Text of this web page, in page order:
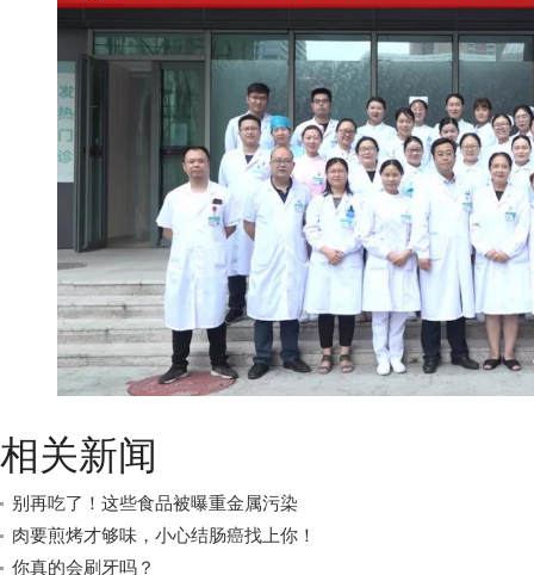
相关新闻
别再吃了！这些食品被曝重金属污染
肉要煎烤才够味，小心结肠癌找上你！
你真的会刷牙吗？